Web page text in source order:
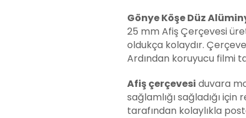
Gönye Köşe Düz
25 mm Afiş Çerçevesi
oldukça kolaydır.
Ardından koruyucu filmi
Afiş çerçevesi duvara
sağlamlığı sağladığı
tarafından kolaylıkla